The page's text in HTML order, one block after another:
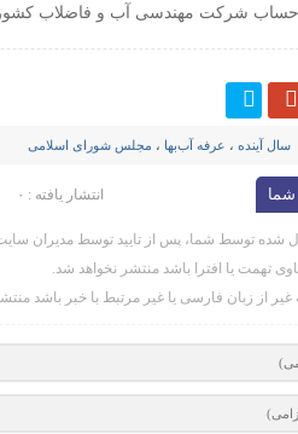
شرکت مهندسی آب و فاضلاب کشور
سال آینده ، عرفه آب‌بها ، مجلس شورای اسلامی
شما انتشار یافته : ۰
شده توسط شما، پس از تایید توسط مدیران
تهمت یا افترا باشد منتشر نخواهد شد.
غیر از زبان فارسی یا غیر مرتبط با خبر باشد